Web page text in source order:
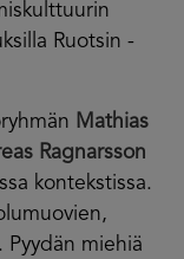
Ruotsin
Mathias
Ragnarsson
kontekstissa.
Pyydän miehiä